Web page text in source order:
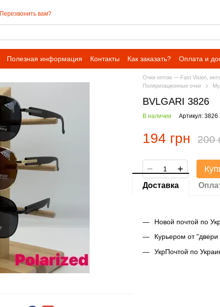
Перезвонить вам?
Полезная информация Контакты Как заказать? Оплата и
Очки оптом — Fast Vision,
Поляризационные очки
BVLGARI 3826
В наличии Артикул: 3826
194 грн 200
Доставка
Новой почтой по
Курьером от
УкрПочтой по